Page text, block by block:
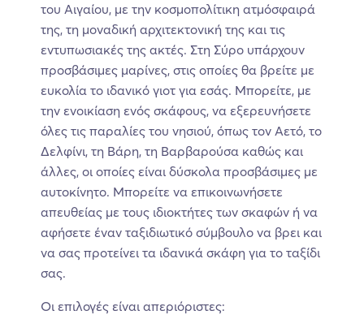
του Αιγαίου, με την κοσμοπολίτικη ατμόσφαιρά
της, τη μοναδική αρχιτεκτονική της και τις
εντυπωσιακές της ακτές. Στη Σύρο υπάρχουν
προσβάσιμες μαρίνες, στις οποίες θα βρείτε με
ευκολία το ιδανικό γιοτ για εσάς. Μπορείτε, με
την ενοικίαση ενός σκάφους, να εξερευνήσετε
όλες τις παραλίες του νησιού, όπως τον Αετό, το
Δελφίνι, τη Βάρη, τη Βαρβαρούσα καθώς και
άλλες, οι οποίες είναι δύσκολα προσβάσιμες με
αυτοκίνητο. Μπορείτε να επικοινωνήσετε
απευθείας με τους ιδιοκτήτες των σκαφών ή να
αφήσετε έναν ταξιδιωτικό σύμβουλο να βρει και
να σας προτείνει τα ιδανικά σκάφη για το ταξίδι
σας.
Οι επιλογές είναι απεριόριστες: